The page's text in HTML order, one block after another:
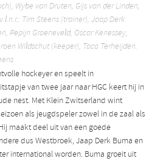
Wybe van Druten, Gijs van der Linden,
Tim Steens (trainer), Jaap Derk
Pepijn Groeneveld, Oscar Kenessey,
Wildschut (keeper), Taco Terheijden.
hockeyer en speelt in
van twee jaar naar HGC keert hij in
nest. Met Klein Zwitserland wint
als jeugdspeler zowel in de zaal als
maakt deel uit van een goede
dus Westbroek, Jaap Derk Buma en
international worden. Buma groeit uit